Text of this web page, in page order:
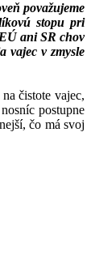
považujeme
stopu pri
ani SR chov
vajec v zmysle
čistote vajec,
postupne
čo má svoj